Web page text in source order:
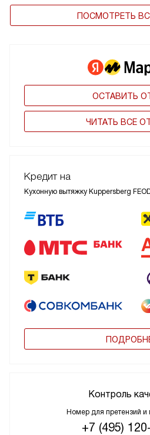
ПОСМОТРЕТЬ
ОСТАВИТЬ
ЧИТАТЬ ВСЕ
Кредит на
Кухонную вытяжку Kuppersberg
Контроль
Номер для претензий
+7 (495)